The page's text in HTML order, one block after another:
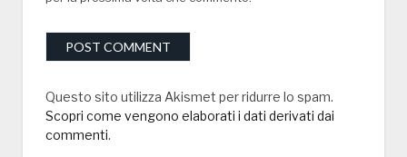
Questo sito utilizza Akismet per ridurre lo spam.
Scopri come vengono elaborati i dati derivati dai
commenti.